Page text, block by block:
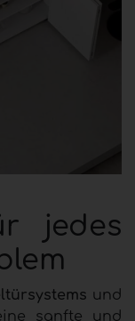
jedes
und
sanfte und